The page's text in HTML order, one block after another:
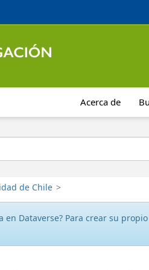
Acerca de
de Chile >
en Dataverse? Para crear su